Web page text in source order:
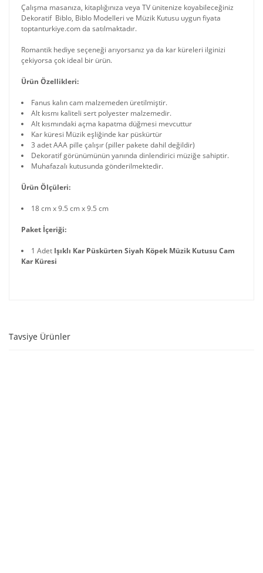
Çalışma masanıza, kitaplığınıza veya TV ünitenize koyabileceğiniz
Dekoratif Biblo, Biblo Modelleri ve Müzik Kutusu uygun fiyata
toptanturkiye.com da satılmaktadır.
Romantik hediye seçeneği arıyorsanız ya da kar küreleri ilginizi
çekiyorsa çok ideal bir ürün.
Ürün Özellikleri:
Fanus kalın cam malzemeden üretilmiştir.
Alt kısmı kaliteli sert polyester malzemedir.
Alt kısmındaki açma kapatma düğmesi mevcuttur
Kar küresi Müzik eşliğinde kar püskürtür
3 adet AAA pille çalışır (piller pakete dahil değildir)
Dekoratif görünümünün yanında dinlendirici müziğe sahiptir.
Muhafazalı kutusunda gönderilmektedir.
Ürün Ölçüleri:
18 cm x 9.5 cm x 9.5 cm
Paket İçeriği:
1 Adet Işıklı Kar Püskürten Siyah Köpek Müzik Kutusu Cam
Kar Küresi
Tavsiye Ürünler